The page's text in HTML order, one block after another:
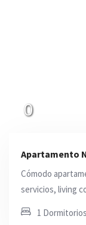
0
Apartamento
Cómodo
servicios, living
1 Dormitorios